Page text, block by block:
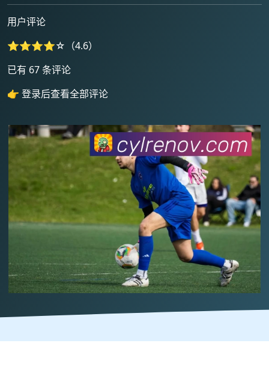
用户评论
⭐⭐⭐⭐☆（4.6）
已有 67 条评论
👉 登录后查看全部评论